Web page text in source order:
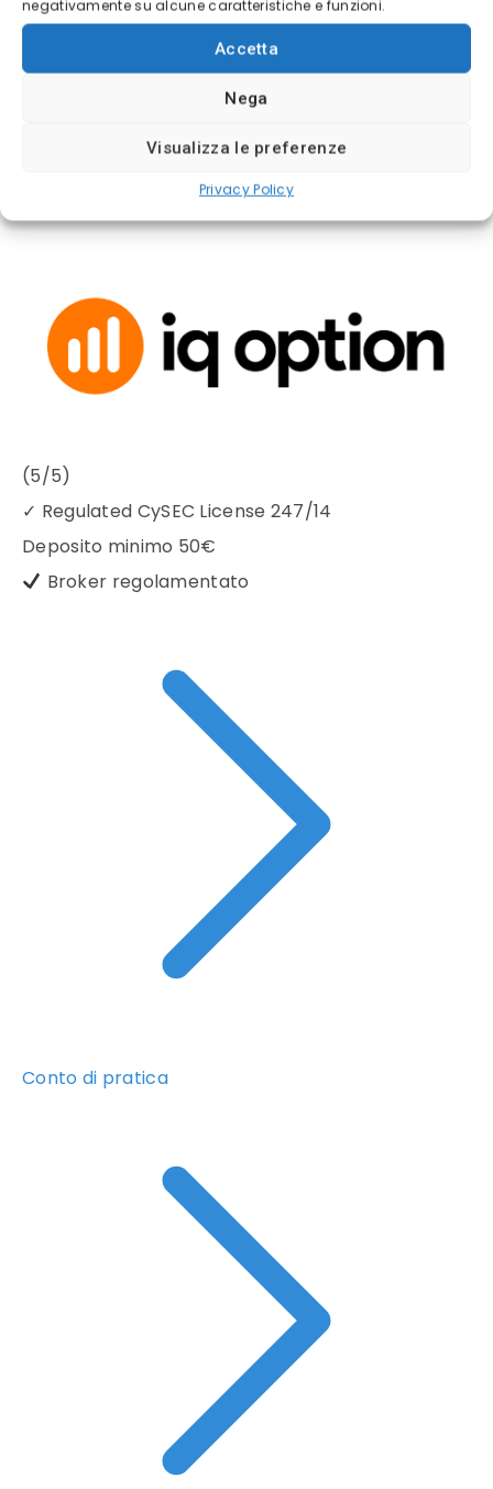
negativamente su alcune caratteristiche e funzioni.
Accetta
Nega
Visualizza le preferenze
Privacy Policy
✓Copia i migliori trader del mondo
Il 52% dei conti degli investitori retail perde
denaro negoziando CFD con questo fornitore
(5/5)
✓ Regulated CySEC License 247/14
Deposito minimo 50€
Broker regolamentato
Conto di pratica